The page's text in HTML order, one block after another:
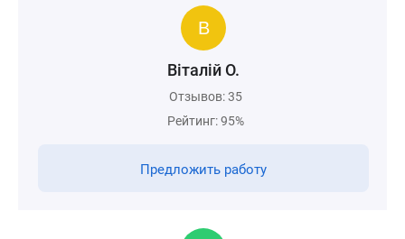
Вiталiй О.
Отзывов: 35
Рейтинг: 95%
Предложить работу